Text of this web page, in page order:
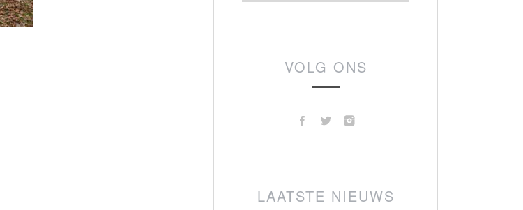
VOLG ONS
LAATSTE NIEUWS